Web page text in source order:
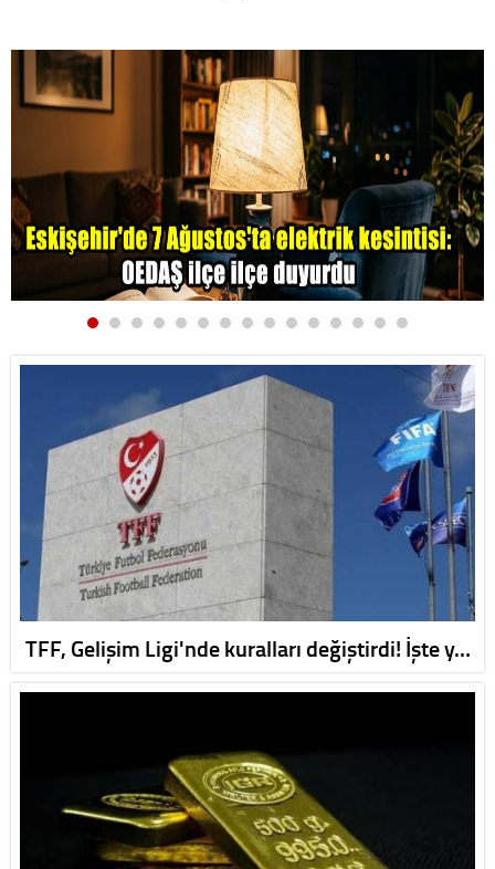
TFF, Gelişim Ligi'nde kuralları değiştirdi! İşte y…